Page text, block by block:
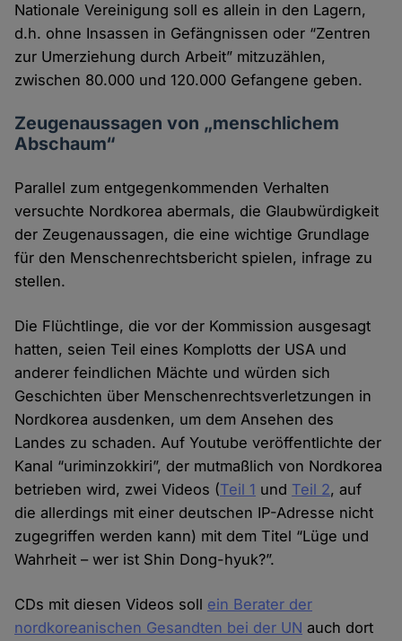
Nationale Vereinigung soll es allein in den Lagern,
d.h. ohne Insassen in Gefängnissen oder “Zentren
zur Umerziehung durch Arbeit” mitzuzählen,
zwischen 80.000 und 120.000 Gefangene geben.
Zeugenaussagen von „menschlichem
Abschaum“
Parallel zum entgegenkommenden Verhalten
versuchte Nordkorea abermals, die Glaubwürdigkeit
der Zeugenaussagen, die eine wichtige Grundlage
für den Menschenrechtsbericht spielen, infrage zu
stellen.
Die Flüchtlinge, die vor der Kommission ausgesagt
hatten, seien Teil eines Komplotts der USA und
anderer feindlichen Mächte und würden sich
Geschichten über Menschenrechtsverletzungen in
Nordkorea ausdenken, um dem Ansehen des
Landes zu schaden. Auf Youtube veröffentlichte der
Kanal “uriminzokkiri”, der mutmaßlich von Nordkorea
betrieben wird, zwei Videos (Teil 1 und Teil 2, auf
die allerdings mit einer deutschen IP-Adresse nicht
zugegriffen werden kann) mit dem Titel “Lüge und
Wahrheit – wer ist Shin Dong-hyuk?”.
CDs mit diesen Videos soll ein Berater der
nordkoreanischen Gesandten bei der UN auch dort